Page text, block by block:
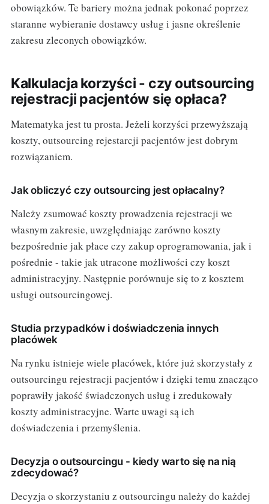
obowiązków. Te bariery można jednak pokonać poprzez
staranne wybieranie dostawcy usług i jasne określenie
zakresu zleconych obowiązków.
Kalkulacja korzyści - czy outsourcing
rejestracji pacjentów się opłaca?
Matematyka jest tu prosta. Jeżeli korzyści przewyższają
koszty, outsourcing rejestarcji pacjentów jest dobrym
rozwiązaniem.
Jak obliczyć czy outsourcing jest opłacalny?
Należy zsumować koszty prowadzenia rejestracji we
własnym zakresie, uwzględniając zarówno koszty
bezpośrednie jak płace czy zakup oprogramowania, jak i
pośrednie - takie jak utracone możliwości czy koszt
administracyjny. Następnie porównuje się to z kosztem
usługi outsourcingowej.
Studia przypadków i doświadczenia innych
placówek
Na rynku istnieje wiele placówek, które już skorzystały z
outsourcingu rejestracji pacjentów i dzięki temu znacząco
poprawiły jakość świadczonych usług i zredukowały
koszty administracyjne. Warte uwagi są ich
doświadczenia i przemyślenia.
Decyzja o outsourcingu - kiedy warto się na nią
zdecydować?
Decyzja o skorzystaniu z outsourcingu należy do każdej